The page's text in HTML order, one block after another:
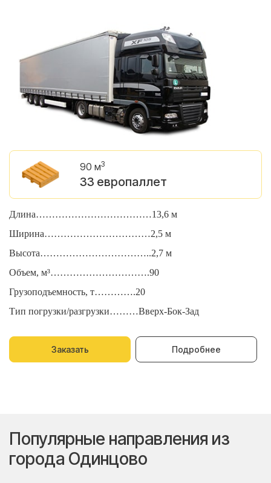
90 м3
33 европаллет
Длина………………………………13,6 м
Ширина……………………………2,5 м
Высота……………………………..2,7 м
Объем, м³………………………….90
Грузоподъемность, т………….20
Тип погрузки/разгрузки………Вверх-Бок-Зад
Заказать Подробнее
Популярные направления из
города Одинцово